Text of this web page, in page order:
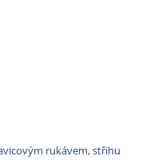
rukávem, střihu